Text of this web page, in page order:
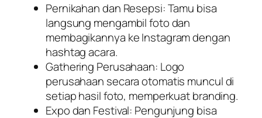
Pernikahan dan Resepsi: Tamu bisa
langsung mengambil foto dan
membagikannya ke Instagram dengan
hashtag acara.
Gathering Perusahaan: Logo
perusahaan secara otomatis muncul di
setiap hasil foto, memperkuat branding.
Expo dan Festival: Pengunjung bisa